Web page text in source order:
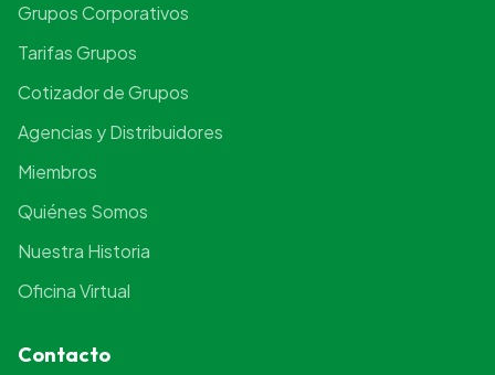
Grupos Corporativos
Tarifas Grupos
Cotizador de Grupos
Agencias y Distribuidores
Miembros
Quiénes Somos
Nuestra Historia
Oficina Virtual
Contacto